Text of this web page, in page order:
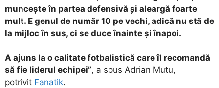
muncește în partea defensivă și aleargă foarte
mult. E genul de număr 10 pe vechi, adică nu stă de
la mijloc în sus, ci se duce înainte și înapoi.
A ajuns la o calitate fotbalistică care îl recomandă
să fie liderul echipei”, a spus Adrian Mutu,
potrivit Fanatik.